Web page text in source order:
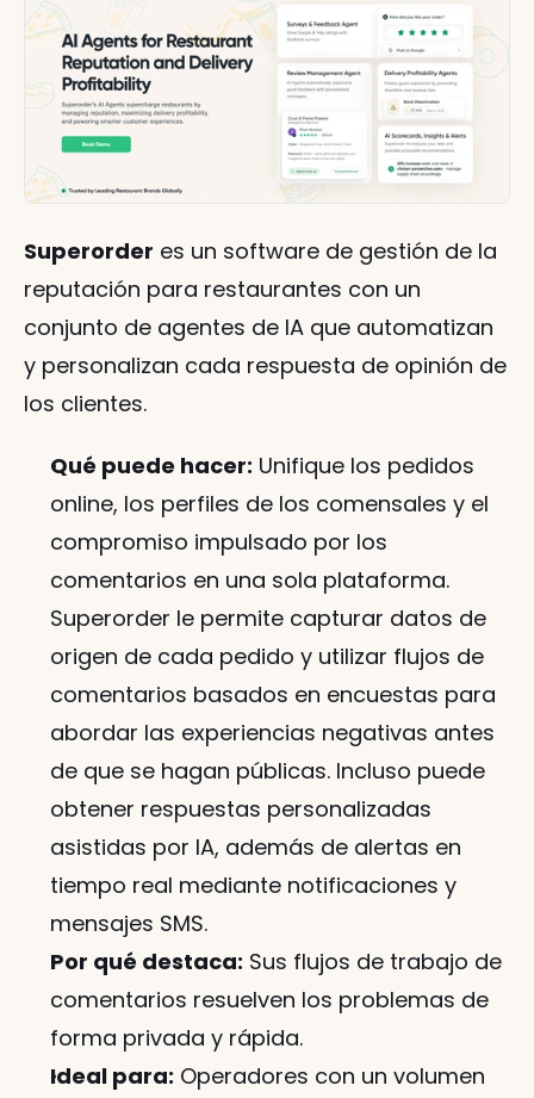
Superorder es un software de gestión de la
reputación para restaurantes con un
conjunto de agentes de IA que automatizan
y personalizan cada respuesta de opinión de
los clientes.
Qué puede hacer: Unifique los pedidos
online, los perfiles de los comensales y el
compromiso impulsado por los
comentarios en una sola plataforma.
Superorder le permite capturar datos de
origen de cada pedido y utilizar flujos de
comentarios basados en encuestas para
abordar las experiencias negativas antes
de que se hagan públicas. Incluso puede
obtener respuestas personalizadas
asistidas por IA, además de alertas en
tiempo real mediante notificaciones y
mensajes SMS.
Por qué destaca: Sus flujos de trabajo de
comentarios resuelven los problemas de
forma privada y rápida.
Ideal para: Operadores con un volumen